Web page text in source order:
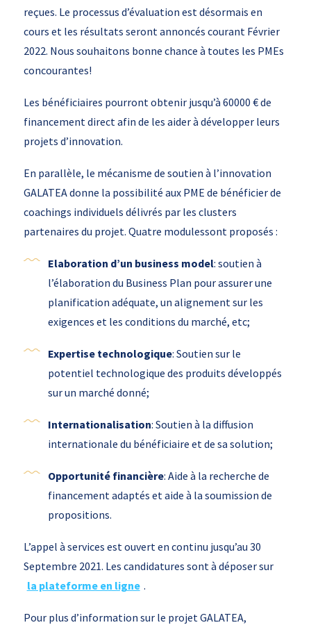
reçues. Le processus d’évaluation est désormais en
cours et les résultats seront annoncés courant Février
2022. Nous souhaitons bonne chance à toutes les PMEs
concourantes!
Les bénéficiaires pourront obtenir jusqu’à 60000 € de
financement direct afin de les aider à développer leurs
projets d’innovation.
En parallèle, le mécanisme de soutien à l’innovation
GALATEA donne la possibilité aux PME de bénéficier de
coachings individuels délivrés par les clusters
partenaires du projet. Quatre modulessont proposés :
Elaboration d’un business model: soutien à
l’élaboration du Business Plan pour assurer une
planification adéquate, un alignement sur les
exigences et les conditions du marché, etc;
Expertise technologique: Soutien sur le
potentiel technologique des produits développés
sur un marché donné;
Internationalisation: Soutien à la diffusion
internationale du bénéficiaire et de sa solution;
Opportunité financière: Aide à la recherche de
financement adaptés et aide à la soumission de
propositions.
L’appel à services est ouvert en continu jusqu’au 30
Septembre 2021. Les candidatures sont à déposer sur
la plateforme en ligne .
Pour plus d’information sur le projet GALATEA,